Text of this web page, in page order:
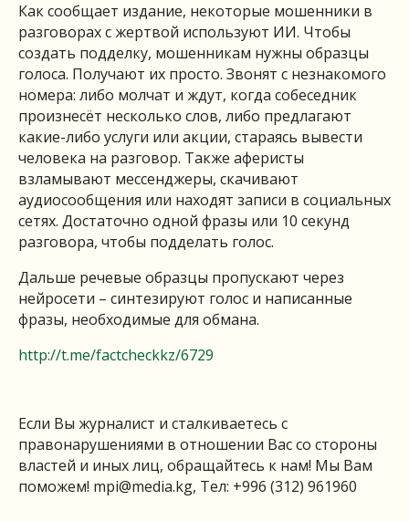
Как сообщает издание, некоторые мошенники в
разговорах с жертвой используют ИИ. Чтобы
создать подделку, мошенникам нужны образцы
голоса. Получают их просто. Звонят с незнакомого
номера: либо молчат и ждут, когда собеседник
произнесёт несколько слов, либо предлагают
какие-либо услуги или акции, стараясь вывести
человека на разговор. Также аферисты
взламывают мессенджеры, скачивают
аудиосообщения или находят записи в социальных
сетях. Достаточно одной фразы или 10 секунд
разговора, чтобы подделать голос.
Дальше речевые образцы пропускают через
нейросети – синтезируют голос и написанные
фразы, необходимые для обмана.
http://t.me/factcheckkz/6729
Если Вы журналист и сталкиваетесь с
правонарушениями в отношении Вас со стороны
властей и иных лиц, обращайтесь к нам! Мы Вам
поможем! mpi@media.kg, Тел: +996 (312) 961960